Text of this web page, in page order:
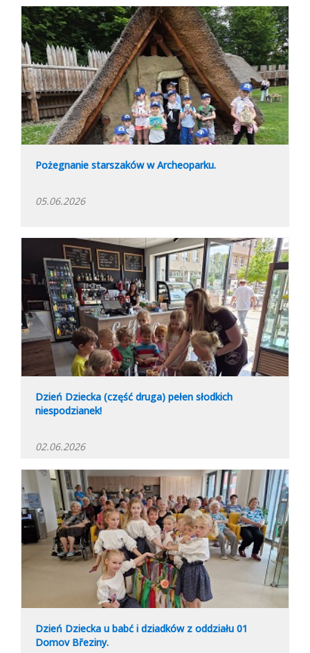
Pożegnanie starszaków w Archeoparku.
05.06.2026
Dzień Dziecka (część druga) pełen słodkich
niespodzianek!
02.06.2026
Dzień Dziecka u babć i dziadków z oddziału 01
Domov Březiny.